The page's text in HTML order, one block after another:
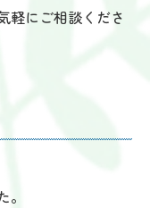
軽にご相談くださ